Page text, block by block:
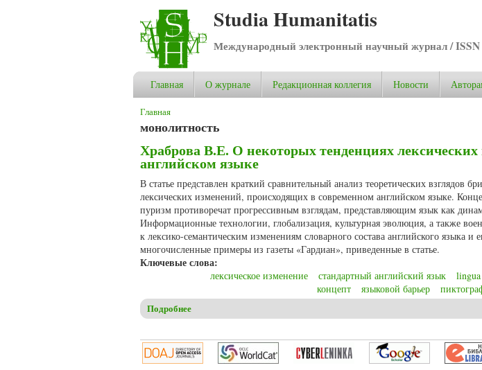
Studia Humanitatis
Международный электронный научный журнал / ISSN
Главная О журнале Редакционная коллегия Новости
Вы здесь
Главная
монолитность
Храброва В.Е. О некоторых тенденциях
английском языке
В статье представлен краткий сравнительный анализ теоретических взглядов
лексических изменений, происходящих в современном английском языке.
пуризм противоречат прогрессивным взглядам, представляющим язык как
Информационные технологии, глобализация, культурная эволюция, а также
к лексико-семантическим изменениям словарного состава английского языка
многочисленные примеры из газеты «Гардиан», приведенные в статье.
Ключевые слова:
лексическое изменение стандартный английский язык
концепт
языковой барьер
Подробнее